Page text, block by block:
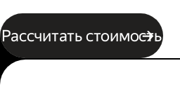
Рассчитать стоимость